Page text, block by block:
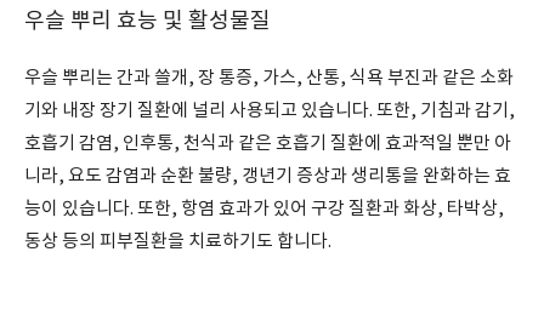
우슬 뿌리 효능 및 활성물질
우슬 뿌리는 간과 쓸개, 장 통증, 가스, 산통, 식욕 부진과 같은 소화
기와 내장 장기 질환에 널리 사용되고 있습니다. 또한, 기침과 감기,
호흡기 감염, 인후통, 천식과 같은 호흡기 질환에 효과적일 뿐만 아
니라, 요도 감염과 순환 불량, 갱년기 증상과 생리통을 완화하는 효
능이 있습니다. 또한, 항염 효과가 있어 구강 질환과 화상, 타박상,
동상 등의 피부질환을 치료하기도 합니다.